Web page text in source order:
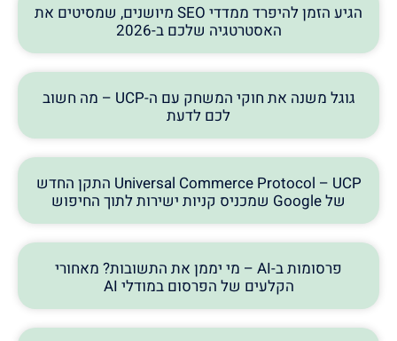
הגיע הזמן להיפרד ממדדי SEO מיושנים, שמסיטים את
האסטרטגיה שלכם ב-2026
גוגל משנה את חוקי המשחק עם ה-UCP – מה חשוב
לכם לדעת
Universal Commerce Protocol – UCP התקן החדש
של Google שמכניס קניות ישירות לתוך החיפוש
פרסומות ב-AI – מי יממן את התשובות? מאחורי
הקלעים של הפרסום במודלי AI